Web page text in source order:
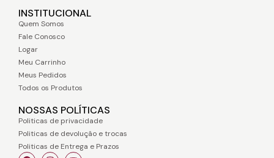
INSTITUCIONAL
Quem Somos
Fale Conosco
Logar
Meu Carrinho
Meus Pedidos
Todos os Produtos
NOSSAS POLÍTICAS
Politicas de privacidade
Politicas de devolução e trocas
Politicas de Entrega e Prazos